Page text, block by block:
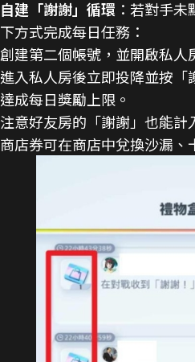
自建「謝謝」循環 ：若對手
下方式完成每日任務：
創建第二個帳號，並開啟私人
進入私人房後立即投降並按「
達成每日獎勵上限。
注意好友房的「謝謝」也能計
商店券可在商店中兌換沙漏、